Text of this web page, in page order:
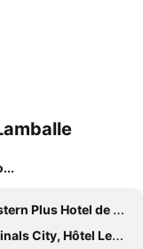
Plus Hotel de Robien
Hôtel Les Caps, Saint-Brieuc Est